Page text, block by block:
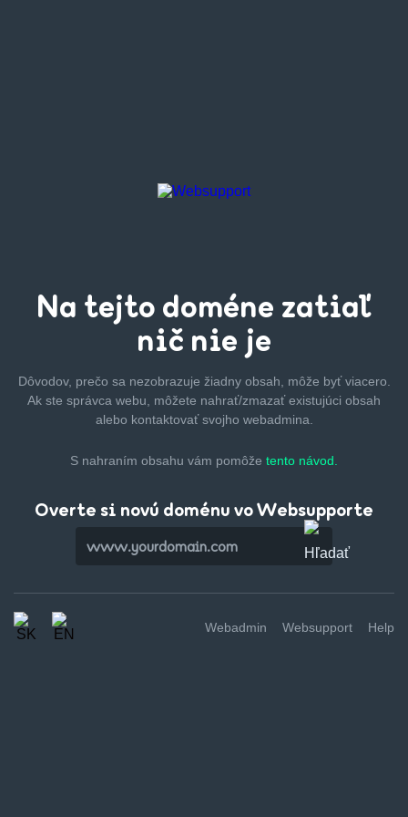
Na tejto doméne zatiaľ
nič nie je
Dôvodov, prečo sa nezobrazuje žiadny obsah, môže byťviacero.
Ak ste správca webu, môžete nahrať/zmazaťexistujúci obsah
alebo kontaktovať svojho webadmina.
S nahraním obsahu vám pomôže tento návod.
Overte si novú doménu vo Websupporte
Webadmin Websupport Help